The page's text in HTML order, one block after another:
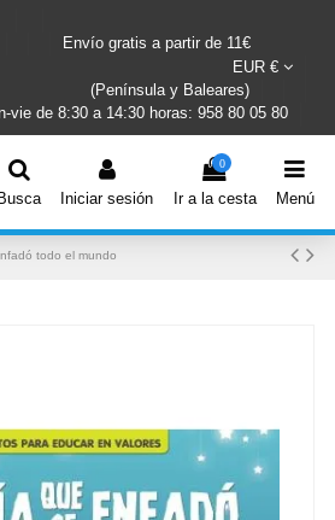
Envío gratis a partir de 11€
EUR €
(Península y Baleares)
vie de 8:30 a 14:30 horas: 958 80 05 80
Iniciar sesión
0
Ir a la cesta Menú
todo el mundo